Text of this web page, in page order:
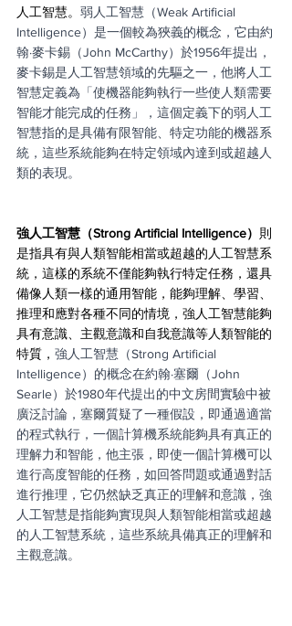
人工智慧。 弱人工智慧（Weak Artificial
Intelligence）是一個較為狹義的概念，它由約
翰·麥卡錫（John McCarthy）於1956年提出，
麥卡錫是人工智慧領域的先驅之一，他將人工
智慧定義為「使機器能夠執行一些使人類需要
智能才能完成的任務」，這個定義下的弱人工
智慧指的是具備有限智能、特定功能的機器系
統，這些系統能夠在特定領域內達到或超越人
類的表現。
強人工智慧（Strong Artificial Intelligence） 則
是指具有與人類智能相當或超越的人工智慧系
統，這樣的系統不僅能夠執行特定任務，還具
備像人類一樣的通用智能，能夠理解、學習、
推理和應對各種不同的情境，強人工智慧能夠
具有意識、主觀意識和自我意識等人類智能的
特質， 強人工智慧（Strong Artificial
Intelligence）的概念在約翰·塞爾（John
Searle）於1980年代提出的中文房間實驗中被
廣泛討論，塞爾質疑了一種假設，即通過適當
的程式執行，一個計算機系統能夠具有真正的
理解力和智能，他主張，即使一個計算機可以
進行高度智能的任務，如回答問題或通過對話
進行推理，它仍然缺乏真正的理解和意識，強
人工智慧是指能夠實現與人類智能相當或超越
的人工智慧系統，這些系統具備真正的理解和
主觀意識。